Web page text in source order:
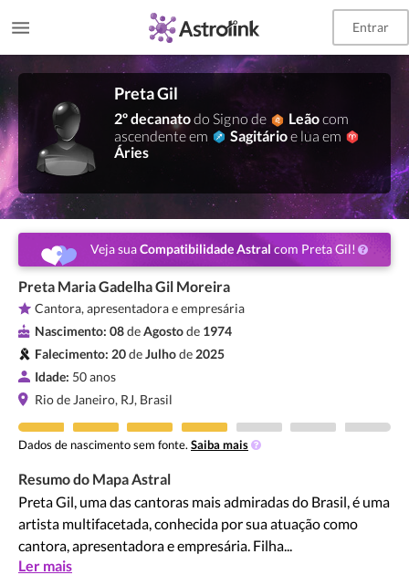
Entrar
Preta Gil
2º decanatodo Signo de Leãocom
ascendente em
Sagitárioe lua em
Áries
Veja suaCompatibilidade Astralcom Preta Gil!
Preta Maria Gadelha Gil Moreira
Cantora, apresentadora e empresária
Nascimento: 08deAgostode 1974
Falecimento: 20deJulhode 2025
Idade: 50 anos
Rio de Janeiro, RJ, Brasil
Dados de nascimento sem fonte. Saiba mais
Resumo do Mapa Astral
Preta Gil, uma das cantoras mais admiradas do Brasil, é uma
artista multifacetada, conhecida por sua atuação como
cantora, apresentadora e empresária. Filha...
Ler mais